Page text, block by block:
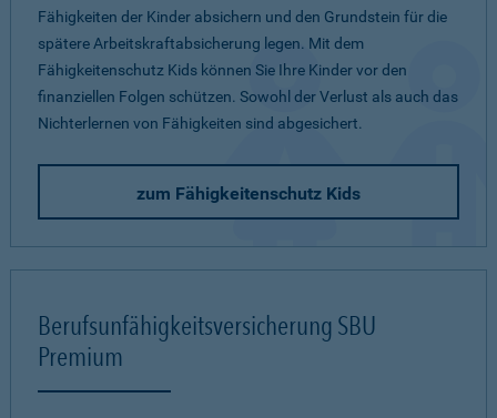
Fähigkeiten der Kinder absichern und den Grundstein für die
spätere Arbeitskraftabsicherung legen. Mit dem
Fähigkeitenschutz Kids können Sie Ihre Kinder vor den
finanziellen Folgen schützen. Sowohl der Verlust als auch das
Nichterlernen von Fähigkeiten sind abgesichert.
zum Fähigkeitenschutz Kids
Berufsunfähigkeitsversicherung SBU
Premium